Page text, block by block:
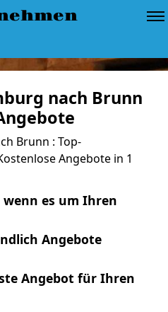
nach Brunn
Brunn : Top-
Angebote in 1
es um Ihren
Angebote
Angebot für Ihren